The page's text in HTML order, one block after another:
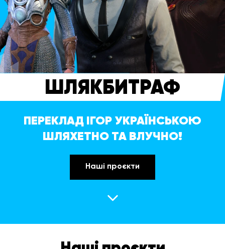
ШЛЯКБИТРАФ
ПЕРЕКЛАД ІГОР УКРАЇНСЬКОЮ
ШЛЯХЕТНО ТА ВЛУЧНО!
Наші проєкти